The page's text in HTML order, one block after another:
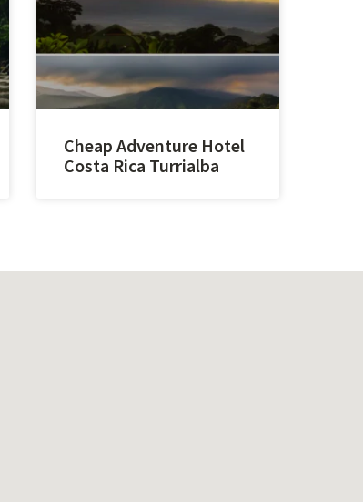
Cheap Adventure Hotel
Costa Rica Turrialba